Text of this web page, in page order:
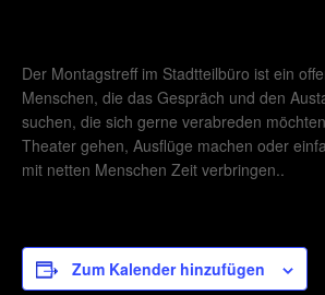
Der Montagstreff im Stadtteilbüro ist ein
Menschen, die das Gespräch und den
suchen, die sich gerne verabreden
Theater gehen, Ausflüge machen oder
mit netten Menschen Zeit verbringen..
Zum Kalender hinzufügen